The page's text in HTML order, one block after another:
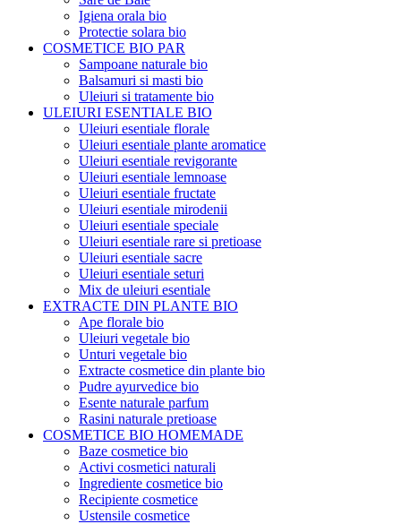
Igiena orala bio
Protectie solara bio
COSMETICE BIO PAR
Sampoane naturale bio
Balsamuri si masti bio
Uleiuri si tratamente bio
ULEIURI ESENTIALE BIO
Uleiuri esentiale florale
Uleiuri esentiale plante aromatice
Uleiuri esentiale revigorante
Uleiuri esentiale lemnoase
Uleiuri esentiale fructate
Uleiuri esentiale mirodenii
Uleiuri esentiale speciale
Uleiuri esentiale rare si pretioase
Uleiuri esentiale sacre
Uleiuri esentiale seturi
Mix de uleiuri esentiale
EXTRACTE DIN PLANTE BIO
Ape florale bio
Uleiuri vegetale bio
Unturi vegetale bio
Extracte cosmetice din plante bio
Pudre ayurvedice bio
Esente naturale parfum
Rasini naturale pretioase
COSMETICE BIO HOMEMADE
Baze cosmetice bio
Activi cosmetici naturali
Ingrediente cosmetice bio
Recipiente cosmetice
Ustensile cosmetice